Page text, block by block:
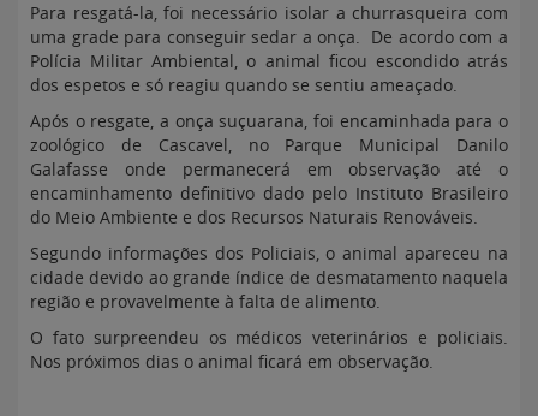
Para resgatá-la, foi necessário isolar a churrasqueira com
uma grade para conseguir sedar a onça. De acordo com a
Polícia Militar Ambiental, o animal ficou escondido atrás
dos espetos e só reagiu quando se sentiu ameaçado.
Após o resgate, a onça suçuarana, foi encaminhada para o
zoológico de Cascavel, no Parque Municipal Danilo
Galafasse onde permanecerá em observação até o
encaminhamento definitivo dado pelo Instituto Brasileiro
do Meio Ambiente e dos Recursos Naturais Renováveis.
Segundo informações dos Policiais, o animal apareceu na
cidade devido ao grande índice de desmatamento naquela
região e provavelmente à falta de alimento.
O fato surpreendeu os médicos veterinários e policiais.
Nos próximos dias o animal ficará em observação.